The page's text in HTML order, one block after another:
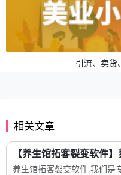
引流、卖货
相关文章
【养生馆拓客裂变软件
养生馆拓客裂变软件,我们是